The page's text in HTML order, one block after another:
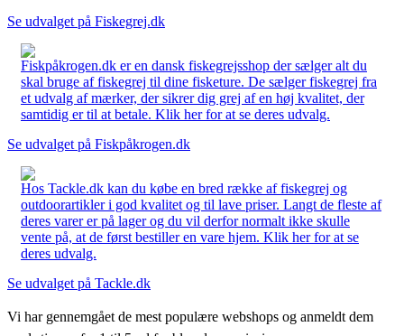
Se udvalget på Fiskegrej.dk
Fiskpåkrogen.dk er en dansk fiskegrejsshop der sælger alt du
skal bruge af fiskegrej til dine fisketure. De sælger fiskegrej fra
et udvalg af mærker, der sikrer dig grej af en høj kvalitet, der
samtidig er til at betale. Klik her for at se deres udvalg.
Se udvalget på Fiskpåkrogen.dk
Hos Tackle.dk kan du købe en bred række af fiskegrej og
outdoorartikler i god kvalitet og til lave priser. Langt de fleste af
deres varer er på lager og du vil derfor normalt ikke skulle
vente på, at de først bestiller en vare hjem. Klik her for at se
deres udvalg.
Se udvalget på Tackle.dk
Vi har gennemgået de mest populære webshops og anmeldt dem